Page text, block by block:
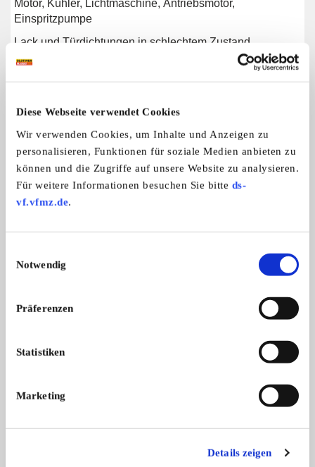
Diese Webseite verwendet Cookies
Wir verwenden Cookies, um Inhalte und Anzeigen zu
personalisieren, Funktionen für soziale Medien anbieten zu
können und die Zugriffe auf unsere Website zu analysieren.
Für weitere Informationen besuchen Sie bitte ds-
vf.vfmz.de.
Notwendig
Präferenzen
Statistiken
Marketing
Details zeigen
Motor, Kühler, Lichtmaschine, Antriebsmotor,
Einspritzpumpe
Lack und Türdichtungen in schlechtem Zustand
Fahrzeug wurde noch nicht restauriert, nur repariert
Weitere Anzeigen dieses Anbieters
ALLE ANZEIGEN
mercedes 190Db Ponton, Historico Bj ...
Das könnte Sie auch interessieren
ALLE ANZEIGEN